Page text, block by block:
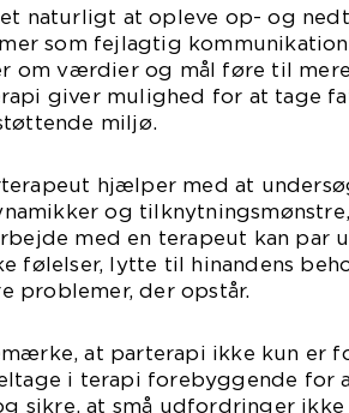
naturligt at opleve op- og
som fejlagtig
om værdier og mål føre til
giver mulighed for at tage
miljø.
hjælper med at
og
med en terapeut kan
følelser, lytte til hinandens
problemer, der opstår.
at parterapi ikke kun er
i terapi forebyggende for
sikre, at små udfordringer ikke